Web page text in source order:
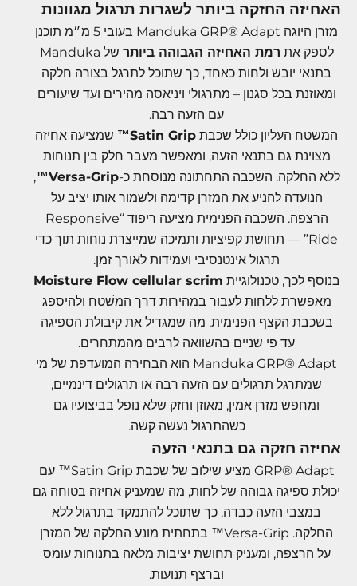
האחיזה החזקה ביותר לשגרות תרגול מגוונות
מזרן היוגה Manduka GRP® Adapt בעובי 5 מ״מ תוכנן
לספק את רמת האחיזה הגבוהה ביותר
של Manduka
בתנאי יובש ולחות כאחד, כך שתוכל לתרגל בצורה חלקה
ומאוזנת בכל סגנון – מתרגולי ויניאסה מהירים ועד שיעורים
עם הזעה רבה.
המשטח העליון כולל שכבת Satin Grip™
שמציעה אחיזה
מצוינת גם בתנאי הזעה, ומאפשר מעבר חלק בין תנוחות
ללא החלקה. השכבה התחתונה מנוסחת כ-Versa-Grip™
,
הנועדה להניע את המזרן קדימה ולשמור אותו יציב על
הרצפה. השכבה הפנימית מציעה ריפוד “Responsive
Ride” — תחושת קפיציות ותמיכה שמייצרת נוחות תוך כדי
תרגול אינטנסיבי ועמידות לאורך זמן.
בנוסף לכך, טכנולוגיית Moisture Flow cellular scrim
מאפשרת ללחות לעבור במהירות דרך המשׁטח ולהיספג
בשכבת הקצף הפנימית, מה שמגדיל את קיבולת הספיגה
עד פי שניים בהשוואה לרבים מהמתחרים.
Manduka GRP® Adapt הוא הבחירה המועדפת של מי
שמתרגל תרגולים עם הזעה רבה או תרגולים דינמיים,
ומחפש מזרן אמין, מאוזן וחזק שלא נופל בביצועיו גם
כשהתרגול נעשה קשה.
אחיזה חזקה גם בתנאי הזעה
GRP® Adapt מציע שילוב של שכבת Satin Grip™ עם
יכולת ספיגה גבוהה של לחות, מה שמעניק אחיזה בטוחה גם
במצבי הזעה כבדה, כך שתוכל להתמקד בתרגול ללא
החלקה. Versa-Grip™ בתחתית מונע החלקה של המזרן
על הרצפה, ומעניק תחושת יציבות מלאה בתנוחות עומס
וברצף תנועות.